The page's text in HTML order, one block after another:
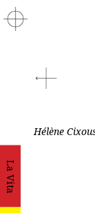
La Vita
Hélène